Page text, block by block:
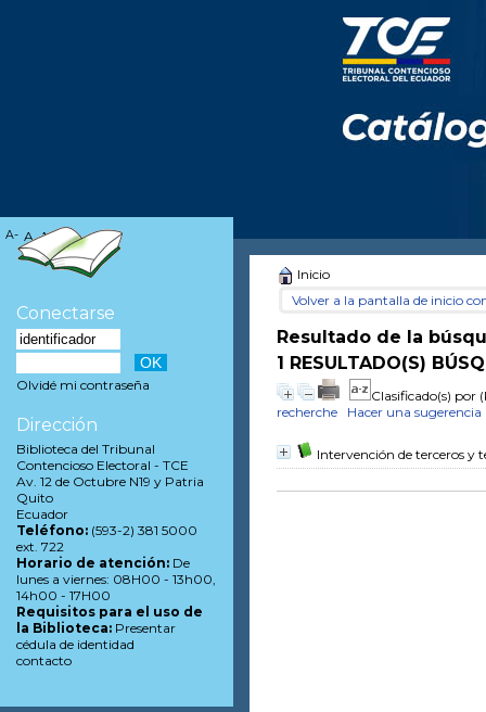
Inicio
Volver a la pantalla de inicio
Resultado de la
1 RESULTADO(S)
Clasificado(s) por
recherche
Hacer una sugerencia
Intervención de terceros y
A- A A+
Conectarse
Olvidé mi contraseña
Dirección
Biblioteca del Tribunal
Contencioso Electoral - TCE
Av. 12 de Octubre N19 y Patria
Quito
Ecuador
Teléfono: (593-2) 381 5000
ext. 722
Horario de atención: De
lunes a viernes: 08H00 - 13h00,
14h00 - 17H00
Requisitos para el uso de
la Biblioteca: Presentar
cédula de identidad
contacto